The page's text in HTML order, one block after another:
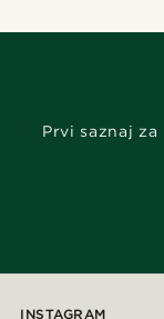
Prvi saznaj
INSTAGRAM